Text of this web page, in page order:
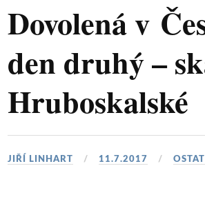
Dovolená v
den druhý –
Hruboskalské
JIŘÍ LINHART 11.7.2017